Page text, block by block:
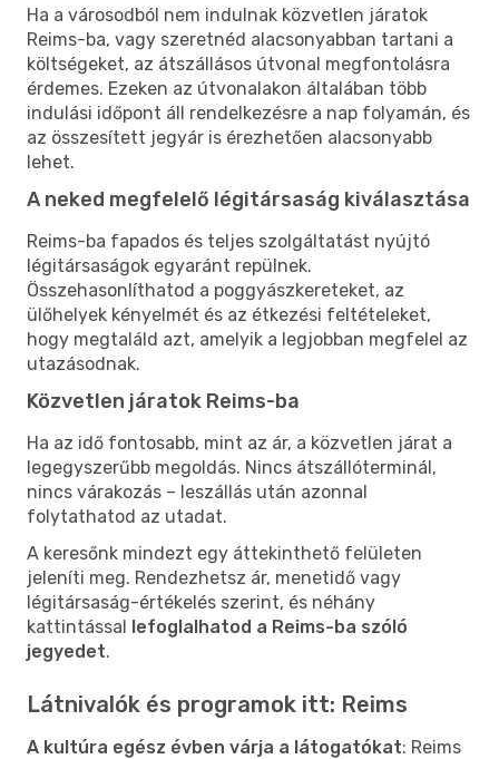
Ha a városodból nem indulnak közvetlen járatok
Reims-ba, vagy szeretnéd alacsonyabban tartani a
költségeket, az átszállásos útvonal megfontolásra
érdemes. Ezeken az útvonalakon általában több
indulási időpont áll rendelkezésre a nap folyamán, és
az összesített jegyár is érezhetően alacsonyabb
lehet.
A neked megfelelő légitársaság kiválasztása
Reims-ba fapados és teljes szolgáltatást nyújtó
légitársaságok egyaránt repülnek.
Összehasonlíthatod a poggyászkereteket, az
ülőhelyek kényelmét és az étkezési feltételeket,
hogy megtaláld azt, amelyik a legjobban megfelel az
utazásodnak.
Közvetlen járatok Reims-ba
Ha az idő fontosabb, mint az ár, a közvetlen járat a
legegyszerűbb megoldás. Nincs átszállóterminál,
nincs várakozás – leszállás után azonnal
folytathatod az utadat.
A keresőnk mindezt egy áttekinthető felületen
jeleníti meg. Rendezhetsz ár, menetidő vagy
légitársaság-értékelés szerint, és néhány
kattintással lefoglalhatod a Reims-ba szóló
jegyedet.
Látnivalók és programok itt: Reims
A kultúra egész évben várja a látogatókat: Reims